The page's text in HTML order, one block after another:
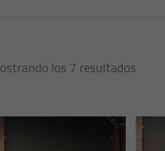
los 7 resultados